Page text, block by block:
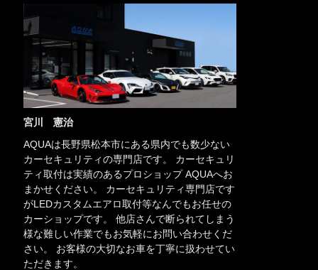
宮川 憲治
AQUAは長野県松本市にある県内でも数少ない
カーセキュリティの専門店です。 カーセキュリ
ティ取付は実績のあるプロショップ AQUAへお
まかせください。 カーセキュリティ専門店です
がLEDカスタムエアロ取付等なんでもお任せの
カーショップです。 他店さんで断られてしまう
様な難しい作業でもお気軽にお問い合わせくだ
さい。 お客様の大切なお車を丁寧に扱わせてい
ただきます。